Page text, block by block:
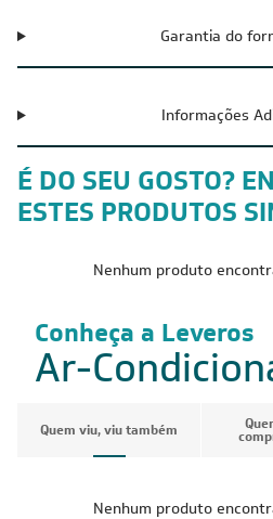
Garantia do
Informações
É DO SEU GOSTO?
ESTES PRODUTOS
Nenhum produto
Conheça a Leveros
Ar-
Quem viu, viu também
Nenhum produto